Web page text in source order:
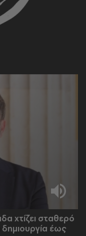
χτίζει σταθερό
δημιουργία έως